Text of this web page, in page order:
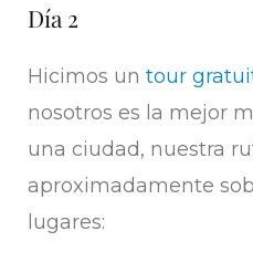
Día 2
Hicimos un tour
nosotros es la mejor
una ciudad, nuestra
aproximadamente
lugares: